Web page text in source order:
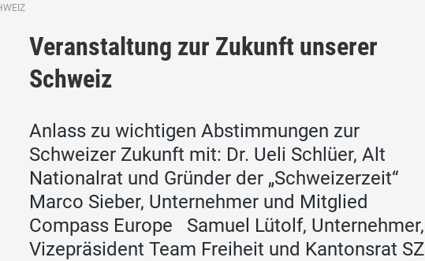
Veranstaltung zur Zukunft unserer
Schweiz
Anlass zu wichtigen Abstimmungen zur
Schweizer Zukunft mit: Dr. Ueli Schlüer, Alt
Nationalrat und Gründer der „Schweizerzeit“
Marco Sieber, Unternehmer und Mitglied
Compass Europe Samuel Lütolf, Unternehmer,
Vizepräsident Team Freiheit und Kantonsrat SZ